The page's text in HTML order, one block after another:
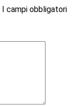
I campi obbligatori